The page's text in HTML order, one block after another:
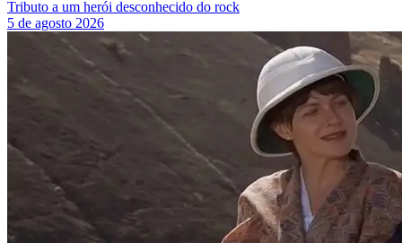
Tributo a um herói desconhecido do rock
5 de agosto 2026